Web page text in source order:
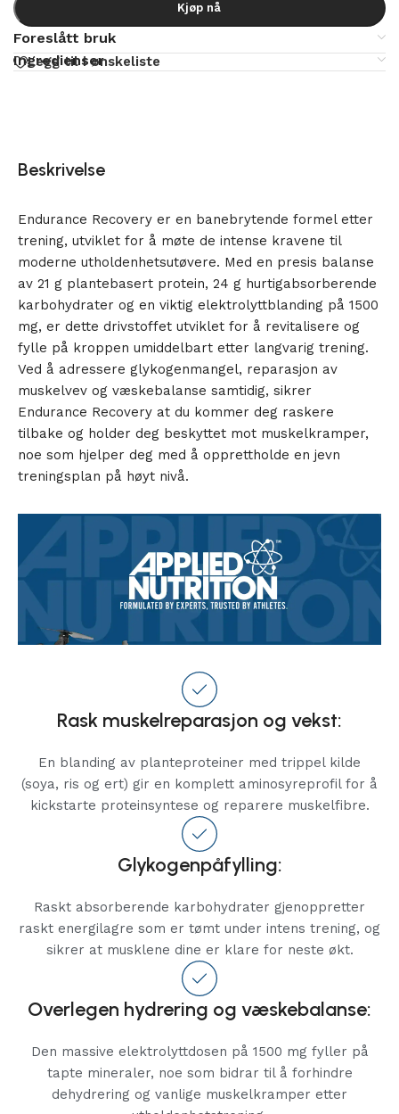
Kjøp nå
Foreslått bruk
Ingredienser
Legg til i ønskeliste
Beskrivelse
Endurance Recovery er en banebrytende formel etter
trening, utviklet for å møte de intense kravene til
moderne utholdenhetsutøvere. Med en presis balanse
av 21 g plantebasert protein, 24 g hurtigabsorberende
karbohydrater og en viktig elektrolyttblanding på 1500
mg, er dette drivstoffet utviklet for å revitalisere og
fylle på kroppen umiddelbart etter langvarig trening.
Ved å adressere glykogenmangel, reparasjon av
muskelvev og væskebalanse samtidig, sikrer
Endurance Recovery at du kommer deg raskere
tilbake og holder deg beskyttet mot muskelkramper,
noe som hjelper deg med å opprettholde en jevn
treningsplan på høyt nivå.
Rask muskelreparasjon og vekst:
En blanding av planteproteiner med trippel kilde
(soya, ris og ert) gir en komplett aminosyreprofil for å
kickstarte proteinsyntese og reparere muskelfibre.
Glykogenpåfylling:
Raskt absorberende karbohydrater gjenoppretter
raskt energilagre som er tømt under intens trening, og
sikrer at musklene dine er klare for neste økt.
Overlegen hydrering og væskebalanse:
Den massive elektrolyttdosen på 1500 mg fyller på
tapte mineraler, noe som bidrar til å forhindre
dehydrering og vanlige muskelkramper etter